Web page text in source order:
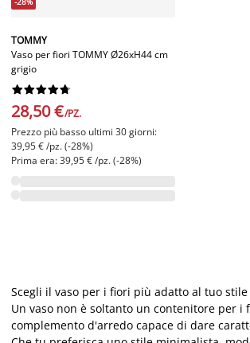
TOMMY
Vaso per fiori TOMMY Ø26xH44 cm
grigio






28,50 €/PZ.
Prezzo più basso ultimi 30 giorni:
39,95 € /pz. (-28%)
Prima era: 39,95 € /pz. (-28%)
Scegli il vaso per i fiori più adatto al tuo stile
Un vaso non è soltanto un contenitore per i
complemento d'arredo capace di dare